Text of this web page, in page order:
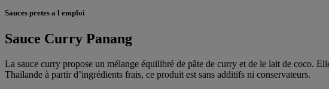
Sauces pretes a l emploi
Sauce Curry Panang
La sauce curry propose un mélange équilibré de pâte de curry et de le lait de coco.
Thaïlande à partir d’ingrédients frais, ce produit est sans additifs ni conservateurs.